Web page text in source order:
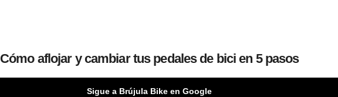
Cómo aflojar y cambiar tus pedales de bici en 5 pasos
Sigue a Brújula Bike en Google